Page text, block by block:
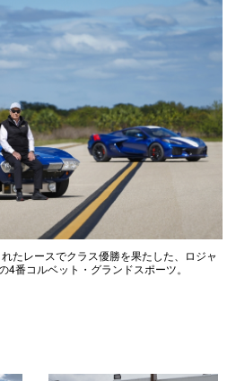
たレースでクラス優勝を果たした、ロジャ
4番コルベット・グランドスポーツ。